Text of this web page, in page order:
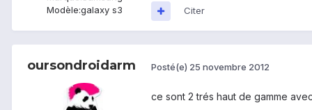
Modèle:galaxy s3 Citer
oursondroidarm Posté(e) 25 novembre 2012
ce sont 2 trés haut de gamme